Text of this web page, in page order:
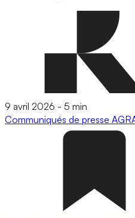
9 avril 2026 - 5 min
Communiqués de presse